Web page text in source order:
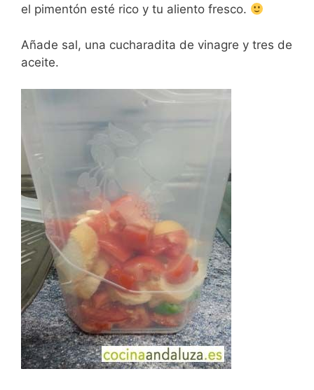
el pimentón esté rico y tu aliento fresco.
Añade sal, una cucharadita de vinagre y tres de
aceite.